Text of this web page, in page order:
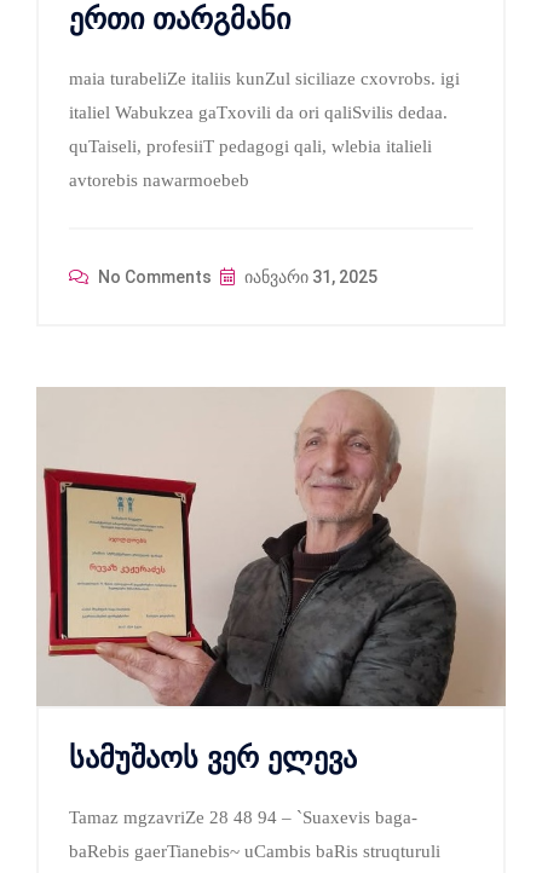
ერთი თარგმანი
maia turabeliZe italiis kunZul siciliaze cxovrobs. igi
italiel Wabukzea gaTxovili da ori qaliSvilis dedaa.
quTaiseli, profesiiT pedagogi qali, wlebia italieli
avtorebis nawarmoebeb
No Comments იანვარი 31, 2025
სამუშაოს ვერ ელევა
Tamaz mgzavriZe 28 48 94 – `Suaxevis baga-
baRebis gaerTianebis~ uCambis baRis struqturuli